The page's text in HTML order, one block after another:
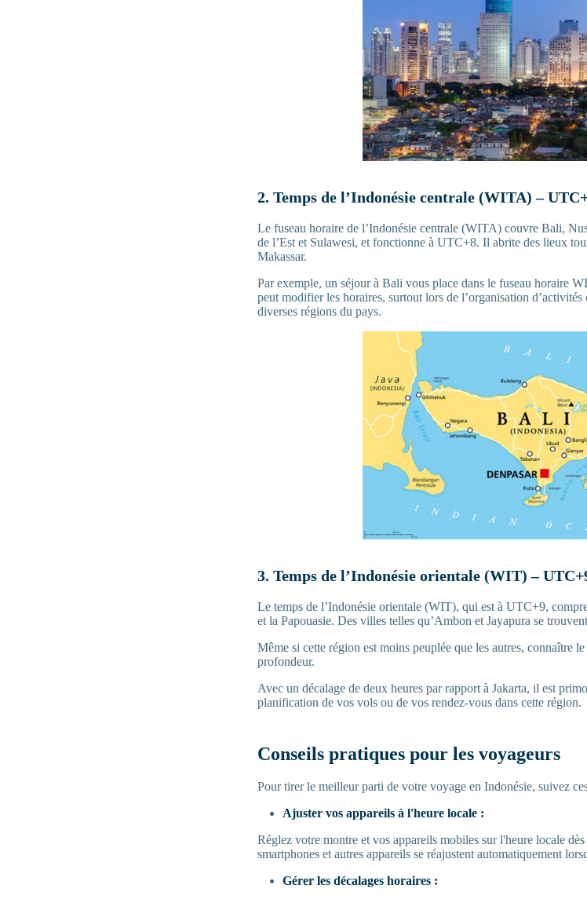
2. Temps de l’Indonésie centrale (WITA) –
Le fuseau horaire de l’Indonésie centrale (WITA) couvre Bali,
de l’Est et Sulawesi, et fonctionne à UTC+8. Il abrite des lieux
Makassar.
Par exemple, un séjour à Bali vous place dans le fuseau horaire
peut modifier les horaires, surtout lors de l’organisation
diverses régions du pays.
3. Temps de l’Indonésie orientale (WIT) –
Le temps de l’Indonésie orientale (WIT), qui est à UTC+9,
et la Papouasie. Des villes telles qu’Ambon et Jayapura se
Même si cette région est moins peuplée que les autres, connaître
profondeur.
Avec un décalage de deux heures par rapport à Jakarta, il est
planification de vos vols ou de vos rendez-vous dans cette région.
Conseils pratiques pour les voyageurs
Pour tirer le meilleur parti de votre voyage en Indonésie, suivez
Ajuster vos appareils à l'heure locale :
Réglez votre montre et vos appareils mobiles sur l'heure locale
smartphones et autres appareils se réajustent automatiquement
Gérer les décalages horaires :